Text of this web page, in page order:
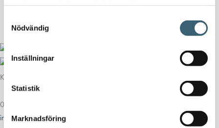
Nödvändig
Inställningar
Statistik
Marknadsföring
Kontakt
013-39 30 90
info@alvestadtanken.se